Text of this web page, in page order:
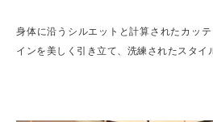
身体に沿うシルエットと計算されたカッ
インを美しく引き立て、洗練されたスタイ